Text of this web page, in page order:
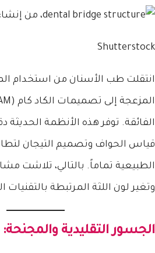
Shutterstock
انتقلت طب الأسنان من استخدام
الفائقة. توفر هذه الأنظمة الحديثة
قياس الحواف وتصميم التيجان
الطبيعية تماماً. بالتالي، تلاشت
وتغير لون اللثة المرتبطة بالتقنيات
الجسور التقليدية